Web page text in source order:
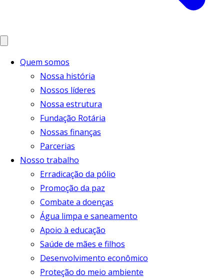
Quem somos
Nossa história
Nossos líderes
Nossa estrutura
Fundação Rotária
Nossas finanças
Parcerias
Nosso trabalho
Erradicação da pólio
Promoção da paz
Combate a doenças
Água limpa e saneamento
Apoio à educação
Saúde de mães e filhos
Desenvolvimento econômico
Proteção do meio ambiente